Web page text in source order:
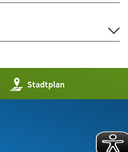
Stadtplan
(Öffnet
in
einem